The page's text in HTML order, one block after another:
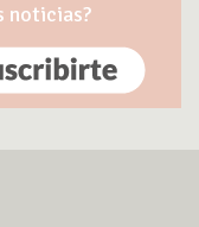
noticias?